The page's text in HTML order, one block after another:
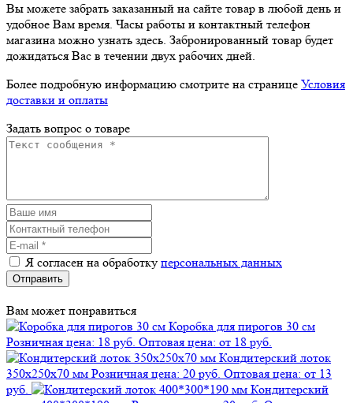
Вы можете забрать заказанный на сайте товар в любой день и
удобное Вам время. Часы работы и контактный телефон
магазина можно узнать здесь. Забронированный товар будет
дожидаться Вас в течении двух рабочих дней.
Более подробную информацию смотрите на странице Условия
доставки и оплаты
Задать вопрос о товаре
Я согласен на обработку персональных данных
Отправить
Вам может понравиться
Коробка для пирогов 30 см
Розничная цена: 18 руб. Оптовая цена: от 18 руб.
Кондитерский лоток
350х250х70 мм Розничная цена: 20 руб. Оптовая цена: от 13
руб.
Кондитерский